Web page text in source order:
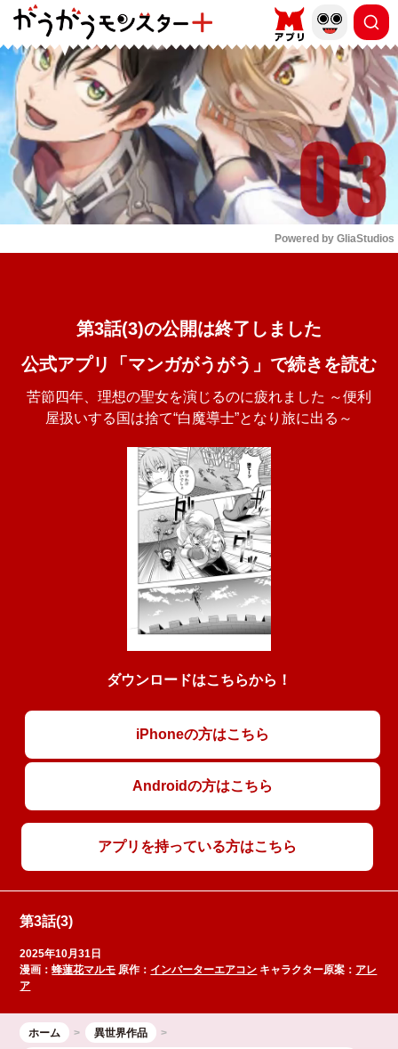
もっと読む
Powered by GliaStudios
第3話(3)の公開は終了しました
公式アプリ「マンガがうがう」で続きを読む
苦節四年、理想の聖女を演じるのに疲れました ～便利
屋扱いする国は捨て“白魔導士”となり旅に出る～
ダウンロードはこちらから！
iPhoneの方はこちら
Androidの方はこちら
アプリを持っている方はこちら
第3話(3)
2025年10月31日
漫画：蜂蓮花マルモ 原作： インバーターエアコン キャラクター原案： アレ
ア
ホーム
異世界作品